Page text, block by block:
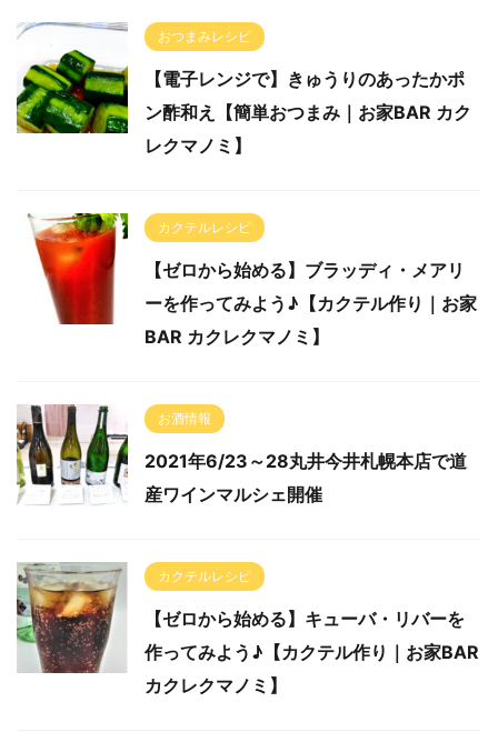
おつまみレシピ
【電子レンジで】きゅうりのあったかポ
ン酢和え【簡単おつまみ｜お家BAR カク
レクマノミ】
カクテルレシピ
【ゼロから始める】ブラッディ・メアリ
ーを作ってみよう♪【カクテル作り｜お家
BAR カクレクマノミ】
お酒情報
2021年6/23～28丸井今井札幌本店で道
産ワインマルシェ開催
カクテルレシピ
【ゼロから始める】キューバ・リバーを
作ってみよう♪【カクテル作り｜お家BAR
カクレクマノミ】